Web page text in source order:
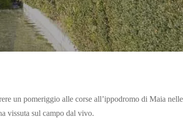
un pomeriggio alle corse all’ippodromo di Maia
vissuta sul campo dal vivo.